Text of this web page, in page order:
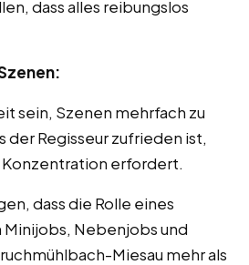
dass alles reibungslos
sein, Szenen mehrfach zu
Regisseur zufrieden ist,
Konzentration erfordert.
dass die Rolle eines
Nebenjobs und
Miesau mehr als